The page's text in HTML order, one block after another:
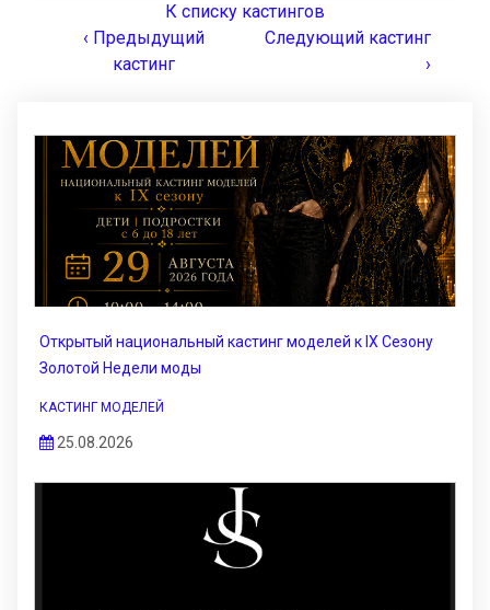
К списку кастингов
‹ Предыдущий
кастинг
Следующий кастинг
›
Открытый национальный кастинг моделей к IX Сезону
Золотой Недели моды
КАСТИНГ МОДЕЛЕЙ
25.08.2026